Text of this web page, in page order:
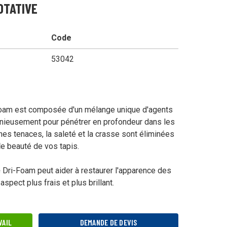
Code
53042
est composée d'un mélange unique d'agents
pour pénétrer en profondeur dans les
tenaces, la saleté et la crasse sont éliminées
beauté de vos tapis.
Foam peut aider à restaurer l'apparence des
plus frais et plus brillant.
DEMANDE DE DEVIS